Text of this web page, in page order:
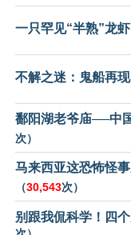
一只罕见“半熟”龙
不解之迷：鬼船再
鄱阳湖老爷庙──中
次）
马来西亚这恐怖怪
（30,543次）
别跟我侃科学！四